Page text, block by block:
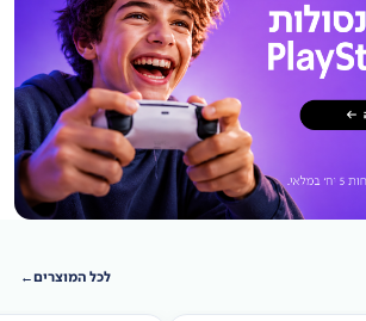
לכל המוצרים